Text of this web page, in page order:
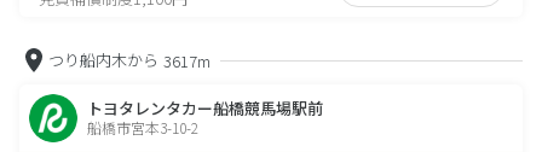
つり船内木から 3617m
トヨタレンタカー船橋競馬場駅前
船橋市宮本3-10-2